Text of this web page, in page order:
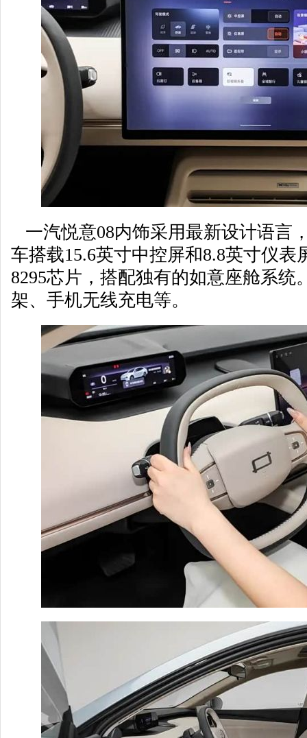
一汽悦意08内饰采用最新设计语言
车搭载15.6英寸中控屏和8.8英寸仪表
8295芯片，搭配独有的如意座舱系统
架、手机无线充电等。